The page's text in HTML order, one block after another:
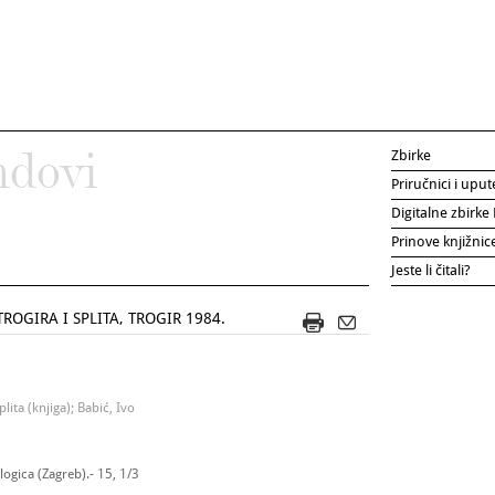
I SPLITA, TROGIR 1984.
(knjiga); Babić, Ivo
(Zagreb).- 15, 1/3
Zbirke
Priručnici i
Digitalne zbirke
Prinove
Jeste li čitali?